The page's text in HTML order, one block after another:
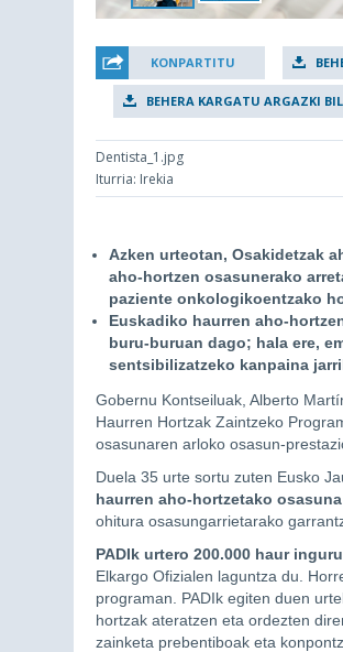
KONPARTITU
BEHERA KARGATU ARGAZKI
Dentista_1.jpg
Iturria: Irekia
Azken urteotan, Osakidetzak
aho-hortzen osasunerako
paziente onkologikoentzako
Euskadiko haurren aho-
buru-buruan dago; hala ere,
sentsibilizatzeko kanpaina
Gobernu Kontseiluak, Alberto
Haurren Hortzak Zaintzeko
osasunaren arloko osasun-
Duela 35 urte sortu zuten Eusko
haurren aho-hortzetako
ohitura osasungarrietarako
PADIk urtero 200.000 haur
Elkargo Ofizialen laguntza du.
programan. PADIk egiten duen
hortzak ateratzen eta ordezten
zainketa prebentiboak eta